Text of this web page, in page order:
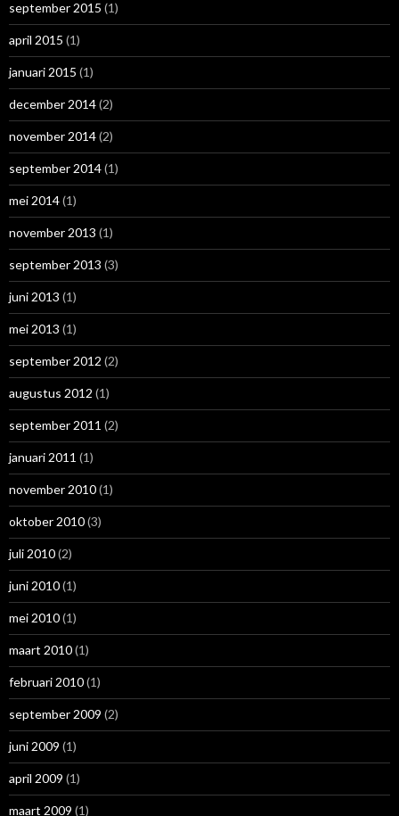
september 2015 (1)
april 2015 (1)
januari 2015 (1)
december 2014(2)
november 2014(2)
september 2014(1)
mei 2014(1)
november 2013 (1)
september 2013 (3)
juni 2013 (1)
mei 2013 (1)
september 2012 (2)
augustus 2012 (1)
september 2011 (2)
januari 2011 (1)
november 2010(1)
oktober 2010(3)
juli 2010(2)
juni 2010(1)
mei 2010(1)
maart 2010(1)
februari 2010(1)
september 2009 (2)
juni 2009 (1)
april 2009 (1)
maart 2009 (1)